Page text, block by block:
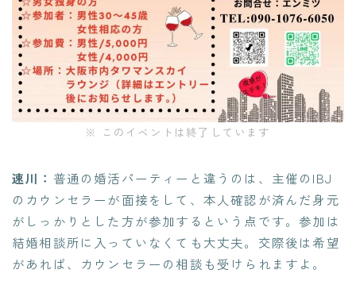
※ このイベントは終了しています
速川： 普通の婚活パーティーと違うのは、主催のIBJ
のカウンセラーが面接をして、本人確認が済んだ身元
がしっかりとした方が参加するという点です。参加は
結婚相談所に入っていなくても大丈夫。交際後は希望
があれば、カウンセラーの相談も受けられますよ。